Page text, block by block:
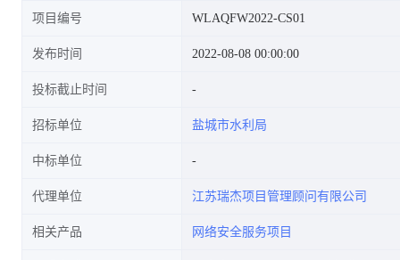
项目编号 WLAQFW2022-CS01
发布时间 2022-08-08 00:00:00
投标截止时间
招标单位 盐城市水利局
中标单位
代理单位 江苏瑞杰项目管理顾问有限公司
相关产品 网络安全服务项目